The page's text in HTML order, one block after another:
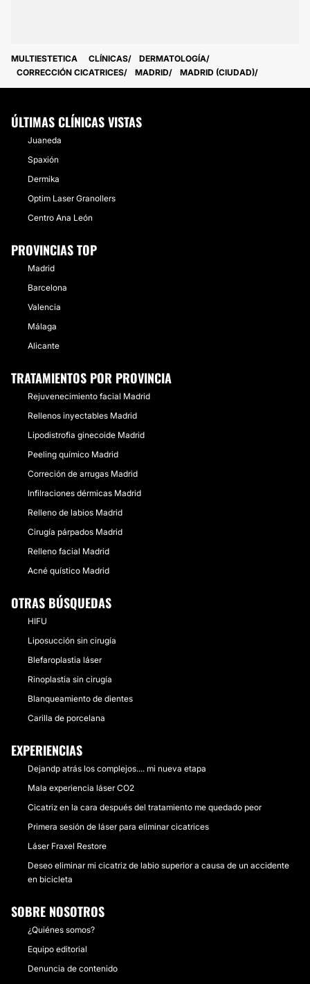
MULTIESTETICA CLÍNICAS
DERMATOLOGÍA
CORRECCIÓN CICATRICES
MADRID MADRID (CIUDAD)
ÚLTIMAS CLÍNICAS VISTAS
Juaneda
Spaxión
Dermika
Optim Laser Granollers
Centro Ana León
PROVINCIAS TOP
Madrid
Barcelona
Valencia
Málaga
Alicante
TRATAMIENTOS POR PROVINCIA
Rejuvenecimiento facial Madrid
Rellenos inyectables Madrid
Lipodistrofia ginecoide Madrid
Peeling químico Madrid
Correción de arrugas Madrid
Infilraciones dérmicas Madrid
Relleno de labios Madrid
Cirugía párpados Madrid
Relleno facial Madrid
Acné quístico Madrid
OTRAS BÚSQUEDAS
HIFU
Liposucción sin cirugía
Blefaroplastia láser
Rinoplastia sin cirugía
Blanqueamiento de dientes
Carilla de porcelana
EXPERIENCIAS
Dejandp atrás los complejos.... mi nueva etapa
Mala experiencia láser CO2
Cicatriz en la cara después del tratamiento me quedado peor
Primera sesión de láser para eliminar cicatrices
Láser Fraxel Restore
Deseo eliminar mi cicatriz de labio superior a causa de un accidente
en bicicleta
SOBRE NOSOTROS
¿Quiénes somos?
Equipo editorial
Denuncia de contenido